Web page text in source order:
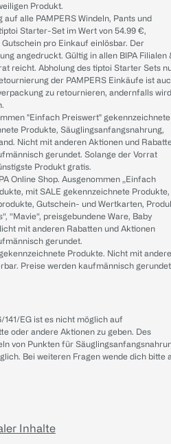
Produkt.
alle PAMPERS Windeln, Pants und
Starter-Set im Wert von 54.99 €,
pro Einkauf einlösbar. Der
angedruckt. Gültig in allen BIPA Filialen
reicht. Abholung des tiptoi Starter Sets
der PAMPERS Einkäufe ist
zu retournieren, andernfalls wird
"Einfach Preiswert" gekennzeichnete
Produkte, Säuglingsanfangsnahrung,
Nicht mit anderen Aktionen und
gerundet. Solange der Vorrat
Produkt gratis.
Online Shop. Ausgenommen „Einfach
mit SALE gekennzeichnete Produkte,
Gutschein- und Wertkarten,
“Mavie“, preisgebundene Ware, Baby
mit anderen Rabatten und Aktionen
gerundet.
Produkte. Nicht mit
Preise werden kaufmännisch
EG ist es nicht möglich auf
oder andere Aktionen zu geben. Des
von Punkten für
Bei weiteren Fragen wende dich bitte
Inhalte